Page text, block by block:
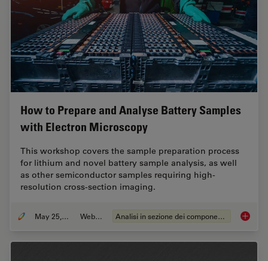
How to Prepare and Analyse Battery Samples
with Electron Microscopy
This workshop covers the sample preparation process
for lithium and novel battery sample analysis, as well
as other semiconductor samples requiring high-
resolution cross-section imaging.
May 25, 2023 Webinar: Analisi in sezione dei componenti elettronici How to